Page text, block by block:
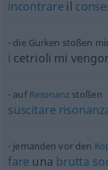
incontrare il
die Gurken stoßen
i cetrioli mi
aufResonanzstoßen
suscitare
jemanden vor den
fare una brutta